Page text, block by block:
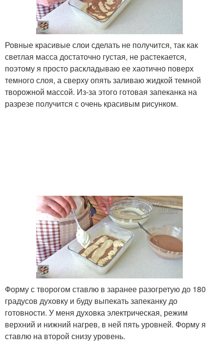
Ровные красивые слои сделать не получится, так как
светлая масса достаточно густая, не растекается,
поэтому я просто раскладываю ее хаотично поверх
темного слоя, а сверху опять заливаю жидкой темной
творожной массой. Из-за этого готовая запеканка на
разрезе получится с очень красивым рисунком.
Форму с творогом ставлю в заранее разогретую до 180
градусов духовку и буду выпекать запеканку до
готовности. У меня духовка электрическая, режим
верхний и нижний нагрев, в ней пять уровней. Форму я
ставлю на второй снизу уровень.